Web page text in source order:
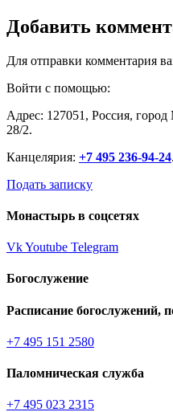
Добавить
Для отправки комментария
Войти с помощью:
Адрес: 127051, Россия,
28/2.
Канцелярия: +7 495 236-94-24
Подать записку
Монастырь в соцсетях
VkYoutube Telegram
Богослужение
Расписание богослужений,
+7 495 151 2580
Паломническая служба
+7 495 023 2315